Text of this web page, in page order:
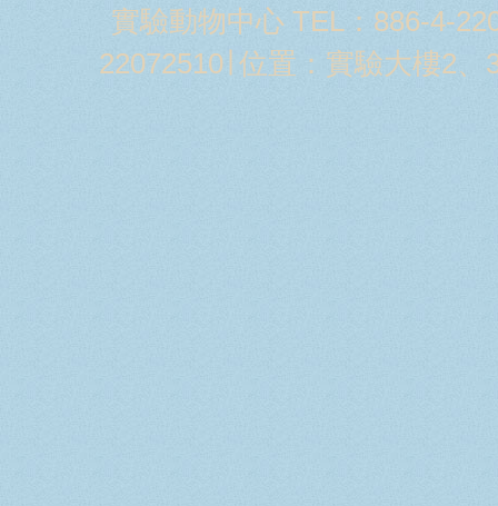
實驗動物中心 TEL：886-4-
22072510∣ 位置：實驗大樓2